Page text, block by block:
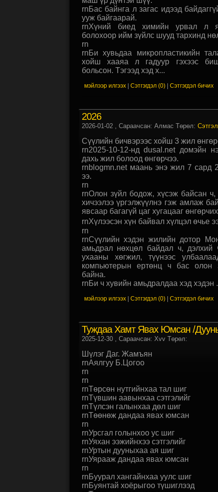
rnБас байнга л загас идээд
ууж байгаарай.
rnХүний биед химийн урвал л
болохоор ийм зүйлс шууд тархинд
rn
rnБи хувьдаа микропластикийн
хойш хааяа л гадуур гэхээс
больсон. Тэгээд хэд х...
мэйлээр илгээх Сэтгэгдэл (0)| Сэтгэгдэл бичих
2026
2026-01-02, Сараачсан: Алмас Төрөл:
Сүүлийн бичвэрээс хойш 3 жил
rn2025-10-12-нд dusal.net домэйн
дахь жил болоод өнгөрчээ.
rnblogmn.net маань энэ жил 7 сард
ээ.
rn
rnОлон зүйл бодож, хүсэж байсан
хичээлээ үргэлжүүлнэ гэж амлаж
явсаар багагүй цаг хугацааг
rnХүлээсэн хүн байвал хүлцэл өчье
rn
rnСүүлийн хэдэн жилийн дотор
амьдрал нөхцөл байдал ч, дэлхий
ухааны хөгжил, түүнээс
компьютерын ертөнц ч бас олон
байна.
rnБи ч хувийн амьдралдаа хэд хэдэн
мэйлээр илгээх Сэтгэгдэл (0)| Сэтгэгдэл бичих
Туждаа Хамт Явах Юмсан /
2025-12-30, Сараачсан: Xvv Төрөл:
Шүлэг Даг. Жамъян
rnАялгуу Б.Цогоо
rn
rn
rnТөрсөн нутгийнхаа тал шиг
rnТүвшин аавынхаа сэтгэлийг
rnТүлсэн галынхаа дөл шиг
rnТөөнөж дандаа явах юмсан
rn
rnУрсгал голынхоо ус шиг
rnУяхан ээжийнхээ сэтгэлийг
rnУртын дууныхаа ая шиг
rnУярааж дандаа явах юмсан
rn
rnБуурал хангайнхаа уулс шиг
rnБуянтай хоёрыгоо түшиглээд